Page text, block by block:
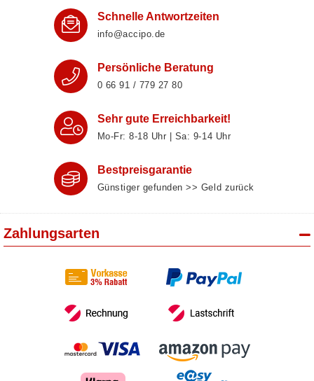
Schnelle Antwortzeiten
info@accipo.de
Persönliche Beratung
0 66 91 / 779 27 80
Sehr gute Erreichbarkeit!
Mo-Fr: 8‑18 Uhr | Sa: 9‑14 Uhr
Bestpreisgarantie
Günstiger gefunden >> Geld zurück
Zahlungsarten